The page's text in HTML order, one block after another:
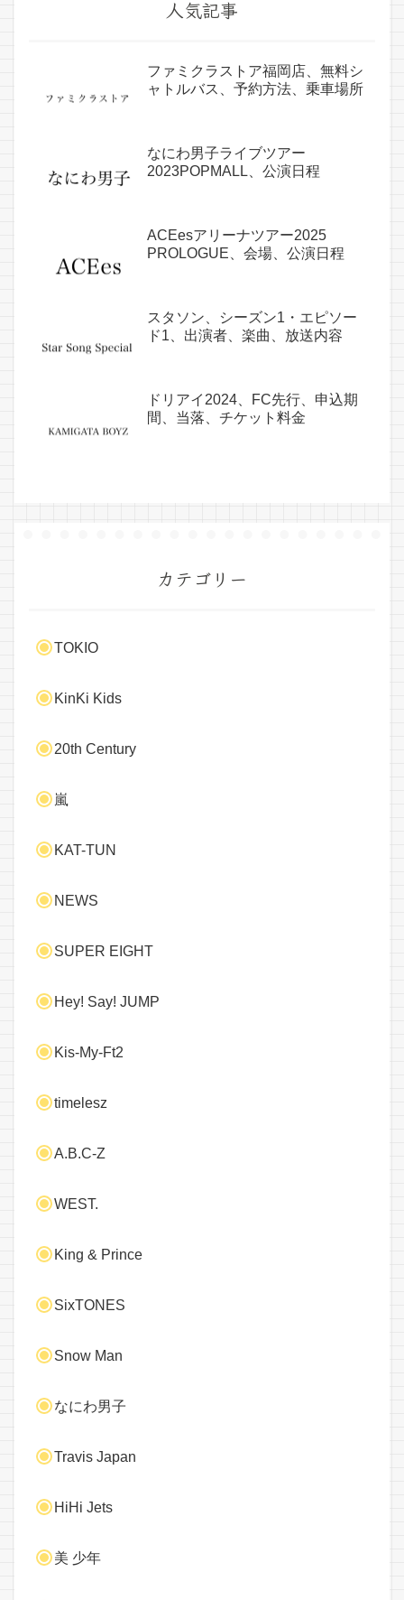
人気記事
ファミクラストア福岡店、無料シ
ャトルバス、予約方法、乗車場所
なにわ男子ライブツアー
2023POPMALL、公演日程
ACEesアリーナツアー2025
PROLOGUE、会場、公演日程
スタソン、シーズン1・エピソー
ド1、出演者、楽曲、放送内容
ドリアイ2024、FC先行、申込期
間、当落、チケット料金
カテゴリー
TOKIO
KinKi Kids
20th Century
嵐
KAT-TUN
NEWS
SUPER EIGHT
Hey! Say! JUMP
Kis-My-Ft2
timelesz
A.B.C-Z
WEST.
King & Prince
SixTONES
Snow Man
なにわ男子
Travis Japan
HiHi Jets
美 少年